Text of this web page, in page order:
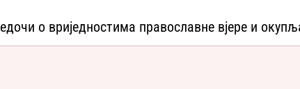
о вриједностима православне вјере и